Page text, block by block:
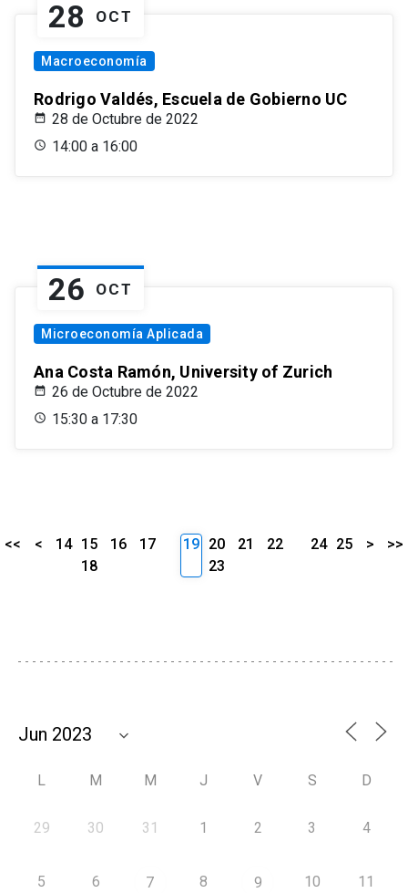
28 OCT
Macroeconomía
Rodrigo Valdés, Escuela de Gobierno UC
28 de Octubre de 2022
14:00 a 16:00
26 OCT
Microeconomía Aplicada
Ana Costa Ramón, University of Zurich
26 de Octubre de 2022
15:30 a 17:30
<< < 14 15 16
17
18
19 20 21
22
23
24 25 > >>
L M M J V S D
29 30 31 1 2 3 4
5 6 7 8 9 10 11